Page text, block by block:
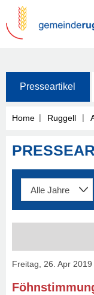
Presseartikel
Home | Ruggell |
Freitag, 26. Apr 2019